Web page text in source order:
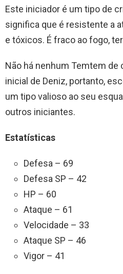
Este iniciador é um tipo de
significa que é resistente a
e tóxicos. É fraco ao fogo,
Não há nenhum Temtem de
inicial de Deniz, portanto,
um tipo valioso ao seu
outros iniciantes.
Estatísticas
Defesa – 69
Defesa SP – 42
HP – 60
Ataque – 61
Velocidade – 33
Ataque SP – 46
Vigor – 41